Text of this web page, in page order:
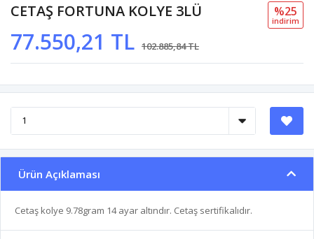
CETAŞ FORTUNA KOLYE 3LÜ
77.550,21 TL 102.885,84 TL
%25
i̇ndi̇ri̇m
Ürün Açıklaması
Cetaş kolye 9.78gram 14 ayar altındır. Cetaş sertifikalıdır.